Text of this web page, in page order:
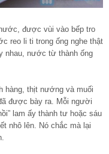
được vùi vào bếp tro
reo li ti trong ống nghe thật
nhau, nước từ thành ống
hàng, thịt nướng và muối
được bày ra. Mỗi người
lam ấy thành tư hoặc sáu
nhô lên. Nó chắc mà lại